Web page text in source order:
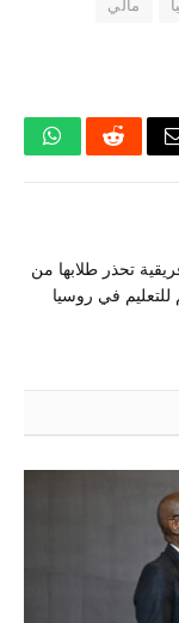
مالي
البريد
رديت
تحذر طلابها من
للتعليم في روسيا